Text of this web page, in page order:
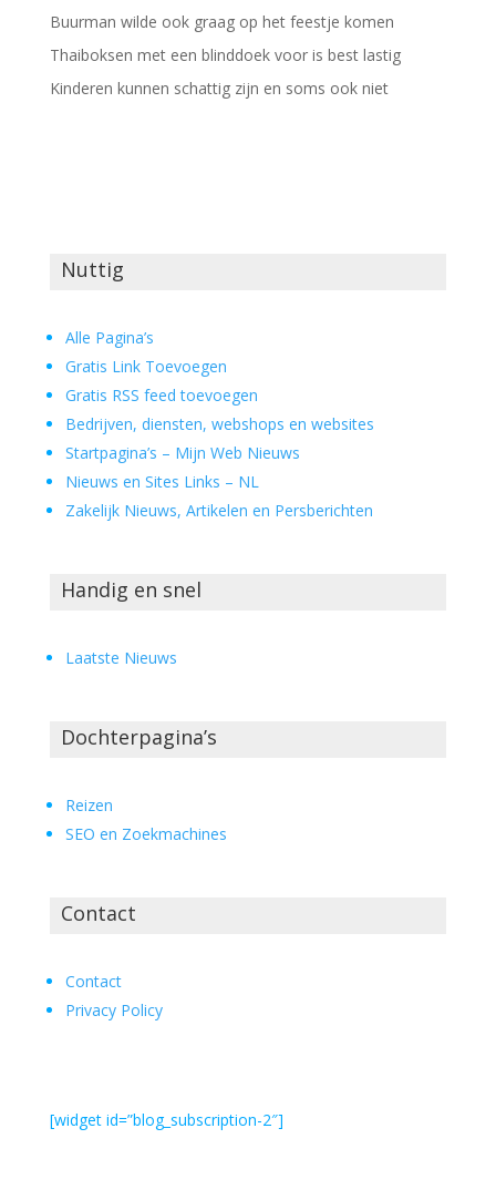
Buurman wilde ook graag op het feestje komen
Thaiboksen met een blinddoek voor is best lastig
Kinderen kunnen schattig zijn en soms ook niet
Nuttig
Alle Pagina’s
Gratis Link Toevoegen
Gratis RSS feed toevoegen
Bedrijven, diensten, webshops en websites
Startpagina’s – Mijn Web Nieuws
Nieuws en Sites Links – NL
Zakelijk Nieuws, Artikelen en Persberichten
Handig en snel
Laatste Nieuws
Dochterpagina’s
Reizen
SEO en Zoekmachines
Contact
Contact
Privacy Policy
[widget id=”blog_subscription-2″]